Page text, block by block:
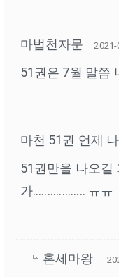
마법천자문 2021-
51권은 7월 말쯤
마천 51권 언제
51권만을 나오길
가.................. ㅠ
혼세마왕